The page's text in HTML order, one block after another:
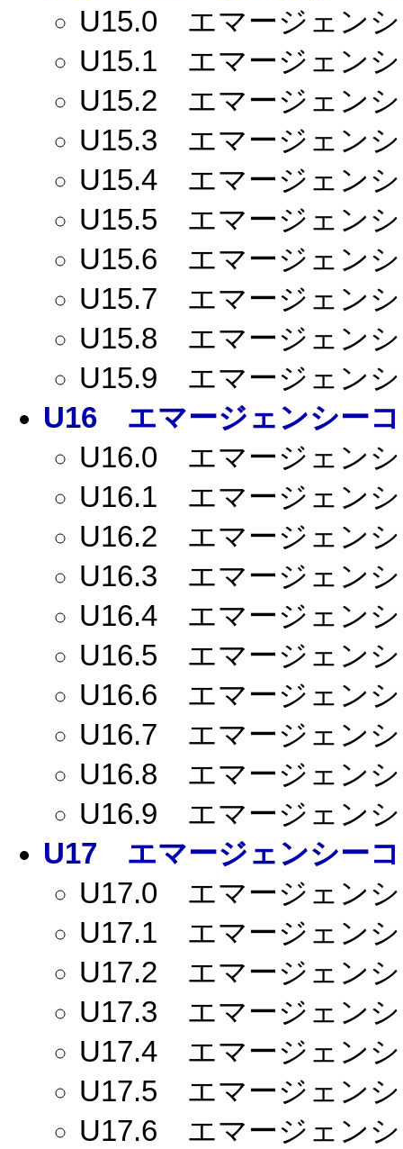
U15.0 エマージェンシ
U15.1 エマージェンシ
U15.2 エマージェンシ
U15.3 エマージェンシ
U15.4 エマージェンシ
U15.5 エマージェンシ
U15.6 エマージェンシ
U15.7 エマージェンシ
U15.8 エマージェンシ
U15.9 エマージェンシ
U16 エマージェンシーコ
U16.0 エマージェンシ
U16.1 エマージェンシ
U16.2 エマージェンシ
U16.3 エマージェンシ
U16.4 エマージェンシ
U16.5 エマージェンシ
U16.6 エマージェンシ
U16.7 エマージェンシ
U16.8 エマージェンシ
U16.9 エマージェンシ
U17 エマージェンシーコ
U17.0 エマージェンシ
U17.1 エマージェンシ
U17.2 エマージェンシ
U17.3 エマージェンシ
U17.4 エマージェンシ
U17.5 エマージェンシ
U17.6 エマージェンシ